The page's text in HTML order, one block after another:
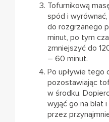
Tofurnikową
spód i
do rozgrzanego
minut, po tym
zmniejszyć do
– 60 minut.
Po upływie tego
pozostawiając
w środku.
wyjąć go na blat
przez